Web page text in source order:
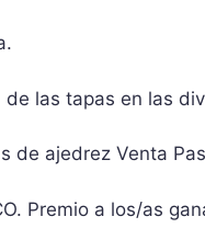
las tapas en las
de ajedrez Venta
Premio a los/as